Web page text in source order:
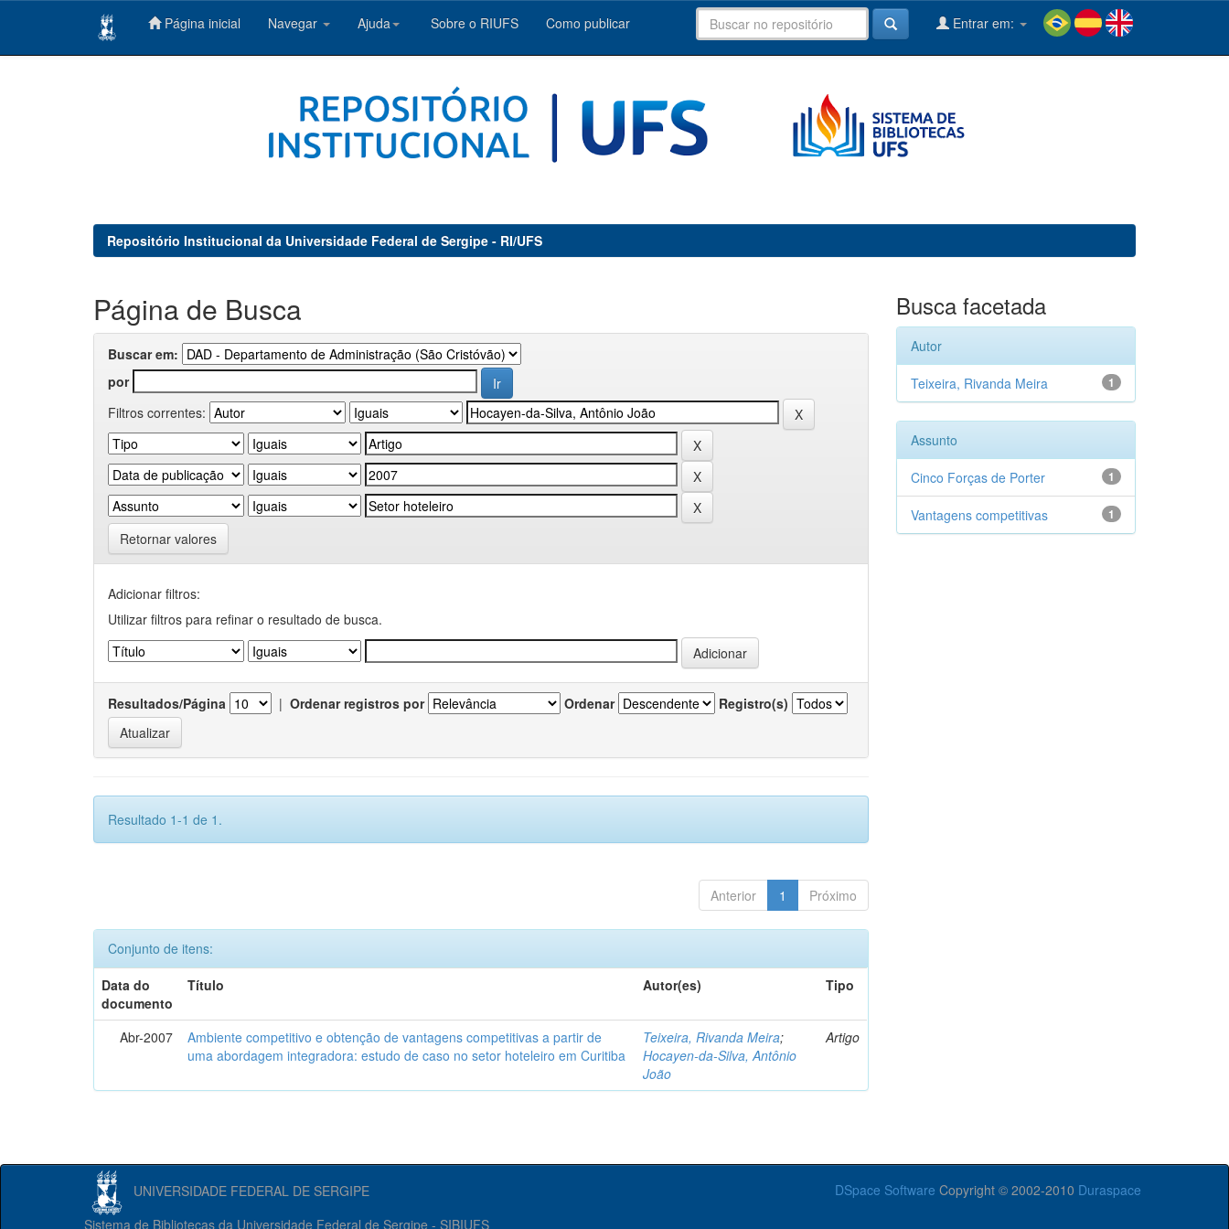
Página inicial Navegar Ajuda Sobre o RIUFS Como publicar Entrar em:
Repositório Institucional da Universidade Federal de Sergipe - RI/UFS
Página de Busca
Buscar em:
por
Filtros correntes:
Retornar valores
Adicionar filtros:
Utilizar filtros para refinar o resultado de busca.
Resultados/Página | Ordenar registros por Ordenar Registro(s)
Resultado 1-1 de 1.
Anterior 1 Próximo
Conjunto de itens:
Data do
documento
Título Autor(es) Tipo
Abr-2007
Ambiente competitivo e obtenção de vantagens competitivas a partir de
uma abordagem integradora: estudo de caso no setor hoteleiro em Curitiba
Teixeira, Rivanda Meira;
Hocayen-da-Silva, Antônio
João
Artigo
Busca facetada
Autor
1
Teixeira, Rivanda Meira
Assunto
1
Cinco Forças de Porter
1
Vantagens competitivas
UNIVERSIDADE FEDERAL DE SERGIPE DSpace Software Copyright © 2002-2010 Duraspace
Sistema de Bibliotecas da Universidade Federal de Sergipe - SIBIUFS